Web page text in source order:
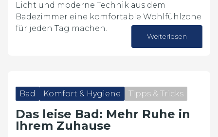
Licht und moderne Technik aus dem
Badezimmer eine komfortable Wohlfühlzone
für jeden Tag machen.
Weiterlesen
Bad Komfort & Hygiene Tipps & Tricks
Das leise Bad: Mehr Ruhe in
Ihrem Zuhause